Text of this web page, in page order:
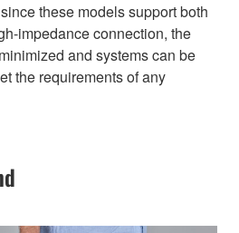
these models support both
impedance connection, the
and systems can be
the requirements of any